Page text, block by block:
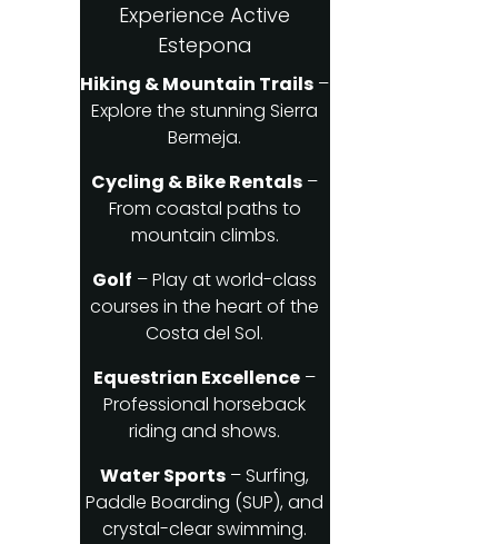
Experience Active
Estepona
Hiking & Mountain Trails –
Explore the stunning Sierra
Bermeja.
Cycling & Bike Rentals –
From coastal paths to
mountain climbs.
Golf – Play at world-class
courses in the heart of the
Costa del Sol.
Equestrian Excellence –
Professional horseback
riding and shows.
Water Sports – Surfing,
Paddle Boarding (SUP), and
crystal-clear swimming.